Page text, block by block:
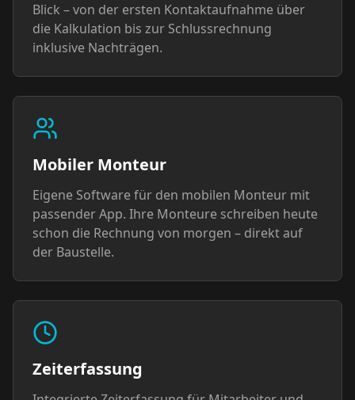
Blick – von der ersten Kontaktaufnahme über
die Kalkulation bis zur Schlussrechnung
inklusive Nachträgen.
Mobiler Monteur
Eigene Software für den mobilen Monteur mit
passender App. Ihre Monteure schreiben heute
schon die Rechnung von morgen – direkt auf
der Baustelle.
Zeiterfassung